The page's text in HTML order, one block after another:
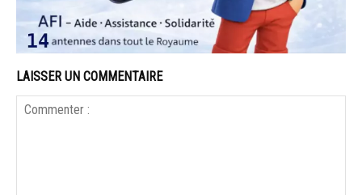
LAISSER UN COMMENTAIRE